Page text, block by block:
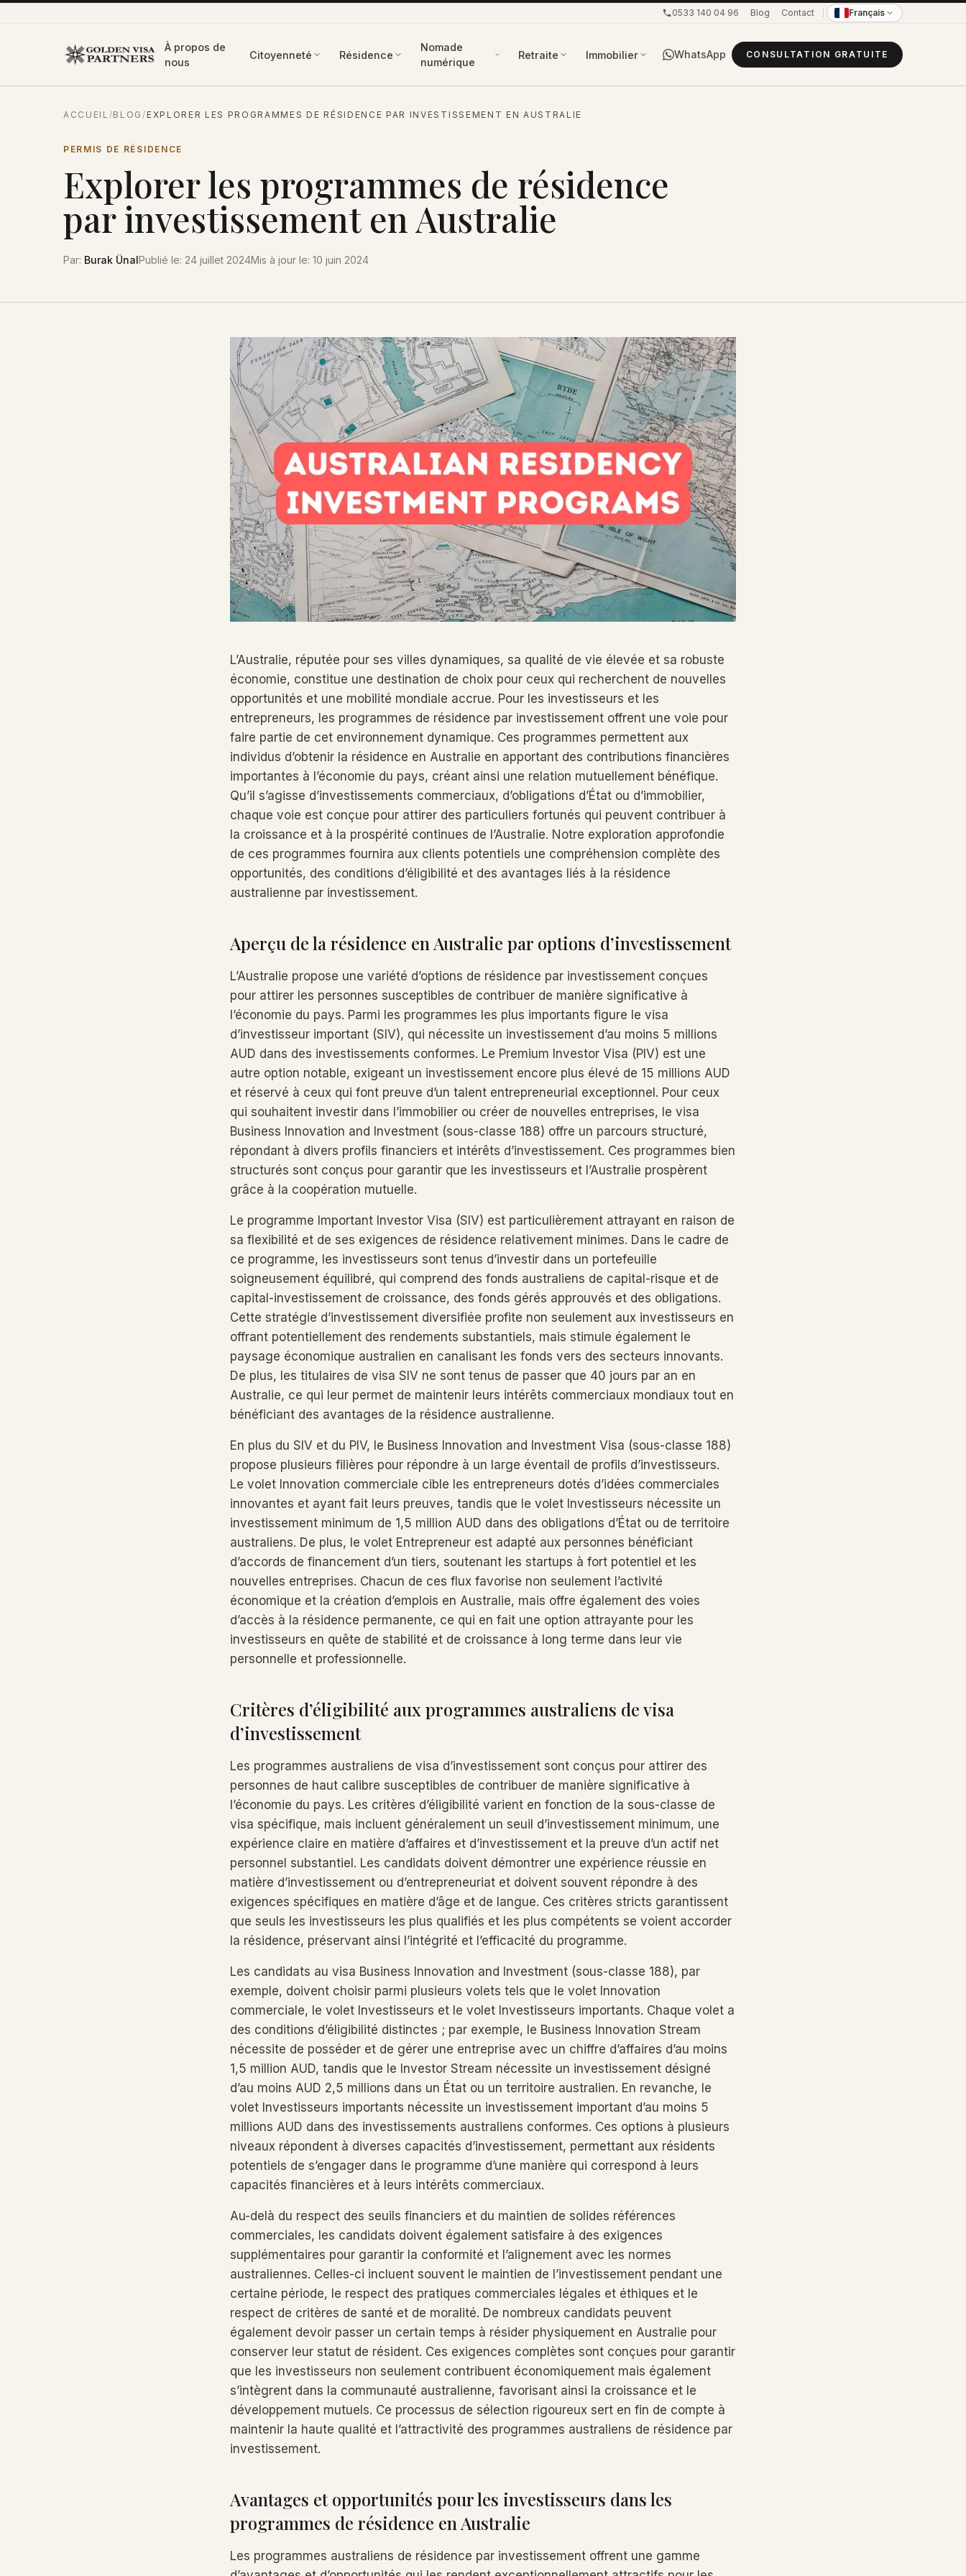
0533 140 04 96 Blog Contact Français
À propos de
nous
Citoyenneté Résidence
Nomade
numérique
Retraite Immobilier WhatsApp CONSULTATION GRATUITE
ACCUEIL /BLOG/ EXPLORER LES PROGRAMMES DE RÉSIDENCE PAR INVESTISSEMENT EN AUSTRALIE
PERMIS DE RÉSIDENCE
Explorer les programmes de résidence
par investissement en Australie
Par: Burak ÜnalPublié le: 24 juillet 2024Mis à jour le: 10 juin 2024
L’Australie, réputée pour ses villes dynamiques, sa qualité de vie élevée et sa robuste
économie, constitue une destination de choix pour ceux qui recherchent de nouvelles
opportunités et une mobilité mondiale accrue. Pour les investisseurs et les
entrepreneurs, les programmes de résidence par investissement offrent une voie pour
faire partie de cet environnement dynamique. Ces programmes permettent aux
individus d’obtenir la résidence en Australie en apportant des contributions financières
importantes à l’économie du pays, créant ainsi une relation mutuellement bénéfique.
Qu’il s’agisse d’investissements commerciaux, d’obligations d’État ou d’immobilier,
chaque voie est conçue pour attirer des particuliers fortunés qui peuvent contribuer à
la croissance et à la prospérité continues de l’Australie. Notre exploration approfondie
de ces programmes fournira aux clients potentiels une compréhension complète des
opportunités, des conditions d’éligibilité et des avantages liés à la résidence
australienne par investissement.
Aperçu de la résidence en Australie par options d’investissement
L’Australie propose une variété d’options de résidence par investissement conçues
pour attirer les personnes susceptibles de contribuer de manière significative à
l’économie du pays. Parmi les programmes les plus importants figure le visa
d’investisseur important (SIV), qui nécessite un investissement d’au moins 5 millions
AUD dans des investissements conformes. Le Premium Investor Visa (PIV) est une
autre option notable, exigeant un investissement encore plus élevé de 15 millions AUD
et réservé à ceux qui font preuve d’un talent entrepreneurial exceptionnel. Pour ceux
qui souhaitent investir dans l’immobilier ou créer de nouvelles entreprises, le visa
Business Innovation and Investment (sous-classe 188) offre un parcours structuré,
répondant à divers profils financiers et intérêts d’investissement. Ces programmes bien
structurés sont conçus pour garantir que les investisseurs et l’Australie prospèrent
grâce à la coopération mutuelle.
Le programme Important Investor Visa (SIV) est particulièrement attrayant en raison de
sa flexibilité et de ses exigences de résidence relativement minimes. Dans le cadre de
ce programme, les investisseurs sont tenus d’investir dans un portefeuille
soigneusement équilibré, qui comprend des fonds australiens de capital-risque et de
capital-investissement de croissance, des fonds gérés approuvés et des obligations.
Cette stratégie d’investissement diversifiée profite non seulement aux investisseurs en
offrant potentiellement des rendements substantiels, mais stimule également le
paysage économique australien en canalisant les fonds vers des secteurs innovants.
De plus, les titulaires de visa SIV ne sont tenus de passer que 40 jours par an en
Australie, ce qui leur permet de maintenir leurs intérêts commerciaux mondiaux tout en
bénéficiant des avantages de la résidence australienne.
En plus du SIV et du PIV, le Business Innovation and Investment Visa (sous-classe 188)
propose plusieurs filières pour répondre à un large éventail de profils d’investisseurs.
Le volet Innovation commerciale cible les entrepreneurs dotés d’idées commerciales
innovantes et ayant fait leurs preuves, tandis que le volet Investisseurs nécessite un
investissement minimum de 1,5 million AUD dans des obligations d’État ou de territoire
australiens. De plus, le volet Entrepreneur est adapté aux personnes bénéficiant
d’accords de financement d’un tiers, soutenant les startups à fort potentiel et les
nouvelles entreprises. Chacun de ces flux favorise non seulement l’activité
économique et la création d’emplois en Australie, mais offre également des voies
d’accès à la résidence permanente, ce qui en fait une option attrayante pour les
investisseurs en quête de stabilité et de croissance à long terme dans leur vie
personnelle et professionnelle.
Critères d’éligibilité aux programmes australiens de visa
d’investissement
Les programmes australiens de visa d’investissement sont conçus pour attirer des
personnes de haut calibre susceptibles de contribuer de manière significative à
l’économie du pays. Les critères d’éligibilité varient en fonction de la sous-classe de
visa spécifique, mais incluent généralement un seuil d’investissement minimum, une
expérience claire en matière d’affaires et d’investissement et la preuve d’un actif net
personnel substantiel. Les candidats doivent démontrer une expérience réussie en
matière d’investissement ou d’entrepreneuriat et doivent souvent répondre à des
exigences spécifiques en matière d’âge et de langue. Ces critères stricts garantissent
que seuls les investisseurs les plus qualifiés et les plus compétents se voient accorder
la résidence, préservant ainsi l’intégrité et l’efficacité du programme.
Les candidats au visa Business Innovation and Investment (sous-classe 188), par
exemple, doivent choisir parmi plusieurs volets tels que le volet Innovation
commerciale, le volet Investisseurs et le volet Investisseurs importants. Chaque volet a
des conditions d’éligibilité distinctes ; par exemple, le Business Innovation Stream
nécessite de posséder et de gérer une entreprise avec un chiffre d’affaires d’au moins
1,5 million AUD, tandis que le Investor Stream nécessite un investissement désigné
d’au moins AUD 2,5 millions dans un État ou un territoire australien. En revanche, le
volet Investisseurs importants nécessite un investissement important d’au moins 5
millions AUD dans des investissements australiens conformes. Ces options à plusieurs
niveaux répondent à diverses capacités d’investissement, permettant aux résidents
potentiels de s’engager dans le programme d’une manière qui correspond à leurs
capacités financières et à leurs intérêts commerciaux.
Au-delà du respect des seuils financiers et du maintien de solides références
commerciales, les candidats doivent également satisfaire à des exigences
supplémentaires pour garantir la conformité et l’alignement avec les normes
australiennes. Celles-ci incluent souvent le maintien de l’investissement pendant une
certaine période, le respect des pratiques commerciales légales et éthiques et le
respect de critères de santé et de moralité. De nombreux candidats peuvent
également devoir passer un certain temps à résider physiquement en Australie pour
conserver leur statut de résident. Ces exigences complètes sont conçues pour garantir
que les investisseurs non seulement contribuent économiquement mais également
s’intègrent dans la communauté australienne, favorisant ainsi la croissance et le
développement mutuels. Ce processus de sélection rigoureux sert en fin de compte à
maintenir la haute qualité et l’attractivité des programmes australiens de résidence par
investissement.
Avantages et opportunités pour les investisseurs dans les
programmes de résidence en Australie
Les programmes australiens de résidence par investissement offrent une gamme